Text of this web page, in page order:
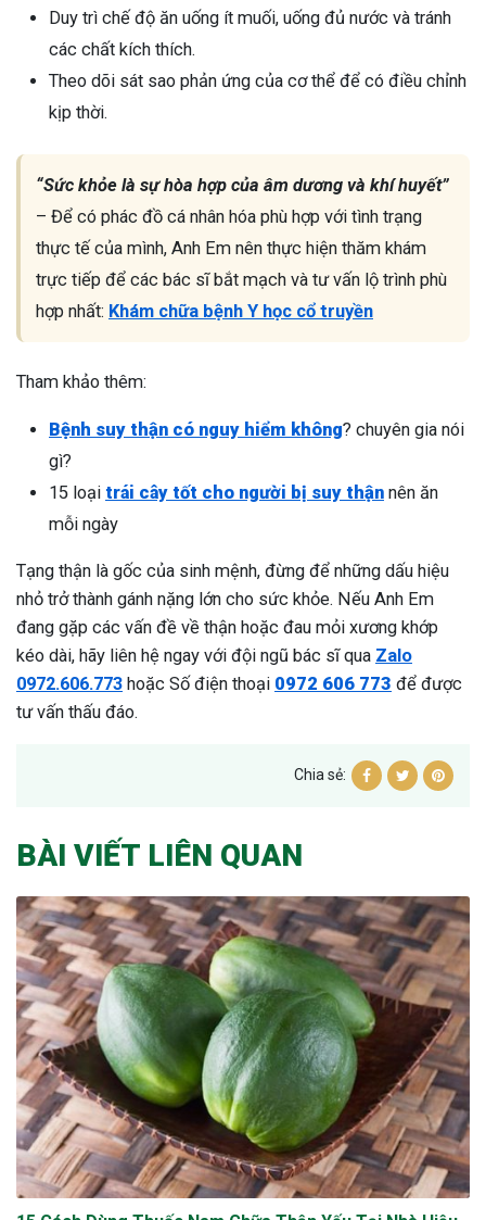
Duy trì chế độ ăn uống ít muối, uống đủ nước và tránh
các chất kích thích.
Theo dõi sát sao phản ứng của cơ thể để có điều chỉnh
kịp thời.
“Sức khỏe là sự hòa hợp của âm dương và khí huyết”
– Để có phác đồ cá nhân hóa phù hợp với tình trạng
thực tế của mình, Anh Em nên thực hiện thăm khám
trực tiếp để các bác sĩ bắt mạch và tư vấn lộ trình phù
hợp nhất: Khám chữa bệnh Y học cổ truyền
Tham khảo thêm:
Bệnh suy thận có nguy hiểm không? chuyên gia nói
gì?
15 loại trái cây tốt cho người bị suy thận nên ăn
mỗi ngày
Tạng thận là gốc của sinh mệnh, đừng để những dấu hiệu
nhỏ trở thành gánh nặng lớn cho sức khỏe. Nếu Anh Em
đang gặp các vấn đề về thận hoặc đau mỏi xương khớp
kéo dài, hãy liên hệ ngay với đội ngũ bác sĩ qua Zalo
0972.606.773 hoặc Số điện thoại 0972 606 773 để được
tư vấn thấu đáo.
Chia sẻ:
BÀI VIẾT LIÊN QUAN